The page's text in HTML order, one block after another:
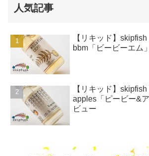
人気記事
【リキッド】
bbm「ビービーエム
【リキッド】
apples「ピービー&
ビュー